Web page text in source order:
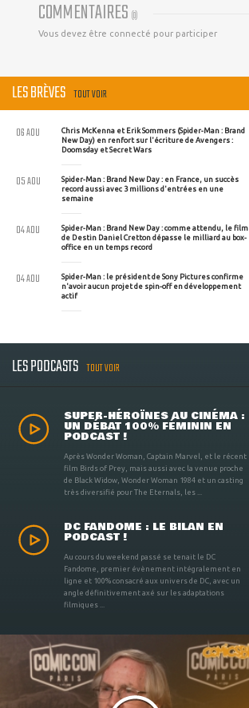
COMMENTAIRES (0)
Vous devez être connecté pour participer
LES BRÈVES TOUT VOIR
Chris McKenna et Erik Sommers (Spider-Man : Brand
New Day) en renfort sur l'écriture de Avengers :
Doomsday et Secret Wars
06 AOU
Spider-Man : Brand New Day : en France, un succès
record aussi avec 3 millions d'entrées en une
semaine
05 AOU
Spider-Man : Brand New Day : comme attendu, le film
de Destin Daniel Cretton dépasse le milliard au box-
office en un temps record
04 AOU
Spider-Man : le président de Sony Pictures confirme
n'avoir aucun projet de spin-off en développement
actif
04 AOU
LES PODCASTS TOUT VOIR
SUPER-HÉROÏNES AU CINÉMA :
UN DÉBAT 100% FÉMININ EN
PODCAST !
Après Wonder Woman, Captain Marvel, et le récent
film Birds of Prey, mais aussi avec la venue proche
de Black Widow, Wonder Woman 1984 et un casting
très diversifié pour The Eternals, les ...
DC FANDOME : LE BILAN EN
PODCAST !
Au cours du weekend passé se tenait le DC
Fandome, premier évènement intégralement en
ligne et 100% consacré aux univers de DC, avec un
angle définitivement axé sur les adaptations
filmiques ...